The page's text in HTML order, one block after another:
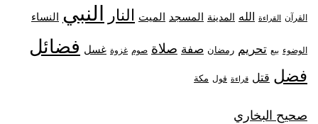
القرآن القراءة الله المدينة المسجد الميت النار النبي النساء
الوضوء بيع تحريم رمضان صفة صلاة صوم غزوة غسل فضائل
فضل قتل قراءة قول مكة
صحيح البخاري